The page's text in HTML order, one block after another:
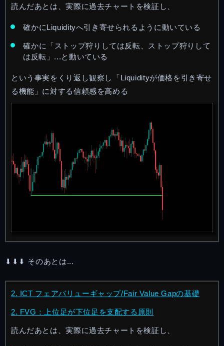
読んだあとは、実際に過去チャートを検証し、
確かにLiquidityへ引き寄せられるように動いている
確かに「ストップ狩りしては反転、ストップ狩りして
は反転」...と動いている
という事実をくり返し観察し「Liquidityが価格を引き寄せ
る機能」に対する信頼感を高める
⬇︎⬇︎⬇︎ そのあとは...
2. ICT フェアバリューギャップ/Fair Value Gapの基礎
2. FVG：上位足が下位足を支配する原則
読んだあとは、実際に過去チャートを検証し、